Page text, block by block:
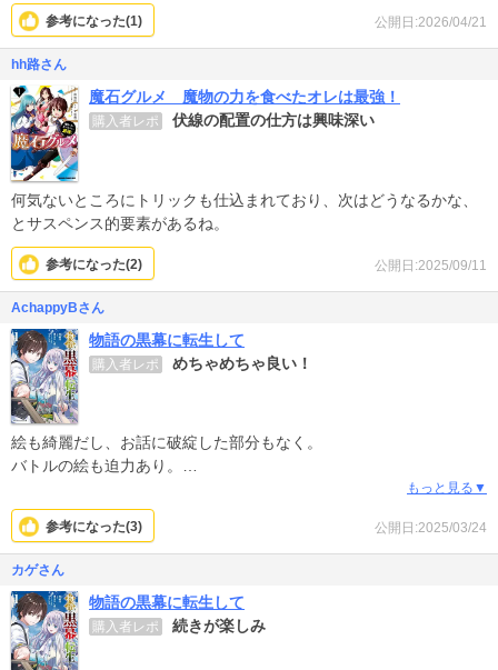
現在8巻。主人公を取り合うヒロインの対立を早く読みたいところで
す。
公開日:2026/04/21
参考になった(1)
hh路さん
魔石グルメ 魔物の力を食べたオレは最強！
購入者レポ 伏線の配置の仕方は興味深い
何気ないところにトリックも仕込まれており、次はどうなるかな、
とサスペンス的要素があるね。
公開日:2025/09/11
参考になった(2)
AchappyBさん
物語の黒幕に転生して
購入者レポ めちゃめちゃ良い！
絵も綺麗だし、お話に破綻した部分もなく。
バトルの絵も迫力あり。
転生ものは沢山読んでますが、トップクラスです！続きが早く読み
たいです！
もっと見る▼
公開日:2025/03/24
参考になった(3)
カゲさん
物語の黒幕に転生して
購入者レポ 続きが楽しみ